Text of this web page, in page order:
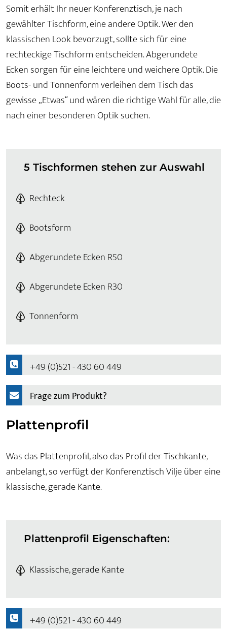
Somit erhält Ihr neuer Konferenztisch, je nach
gewählter Tischform, eine andere Optik. Wer den
klassischen Look bevorzugt, sollte sich für eine
rechteckige Tischform entscheiden. Abgerundete
Ecken sorgen für eine leichtere und weichere Optik. Die
Boots- und Tonnenform verleihen dem Tisch das
gewisse „Etwas“ und wären die richtige Wahl für alle, die
nach einer besonderen Optik suchen.
5 Tischformen stehen zur Auswahl
Rechteck
Bootsform
Abgerundete Ecken R50
Abgerundete Ecken R30
Tonnenform
+49 (0)521 - 430 60 449
Frage zum Produkt?
Plattenprofil
Was das Plattenprofil, also das Profil der Tischkante,
anbelangt, so verfügt der Konferenztisch Vilje über eine
klassische, gerade Kante.
Plattenprofil Eigenschaften:
Klassische, gerade Kante
+49 (0)521 - 430 60 449